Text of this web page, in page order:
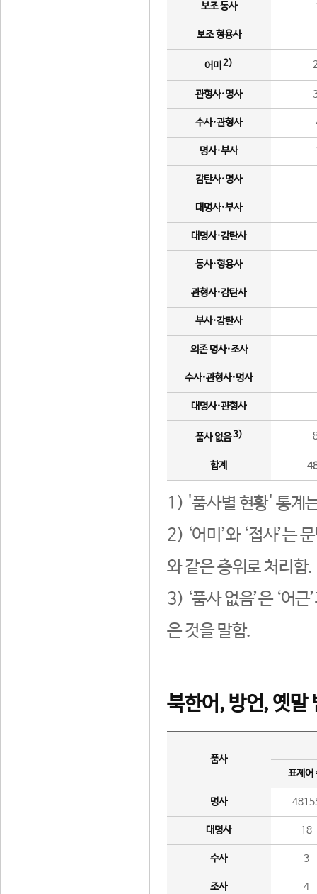
보조 동사
보조 형용사
어미 2)
관형사·명사
수사·관형사
명사·부사
감탄사·명사
대명사·부사
대명사·감탄사
동사·형용사
관형사·감탄사
부사·감탄사
의존 명사·조사
수사·관형사·명사
대명사·관형사
품사 없음3)
합계
1) '품사별 현황' 통계
2) ‘어미’와 ‘접사’는
와 같은 층위로 처리함.
3) ‘품사 없음’은 ‘어
은 것을 말함.
북한어, 방언, 옛말
품사
표제어
명사
대명사 18
수사 3
조사 4